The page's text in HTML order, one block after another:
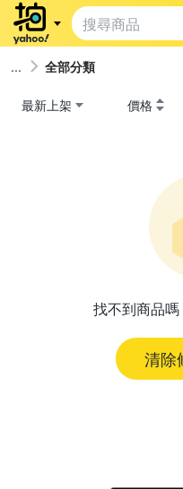
全部分類
最新上架 價格
找不到商品嗎
清除